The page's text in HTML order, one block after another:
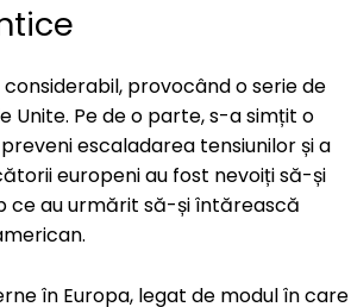
provocând o serie de
Unite. Pe de o parte, s-a simțit o
escaladarea tensiunilor și a
europeni au fost nevoiți să-și
ce au urmărit să-și întărească
în Europa, legat de modul în care